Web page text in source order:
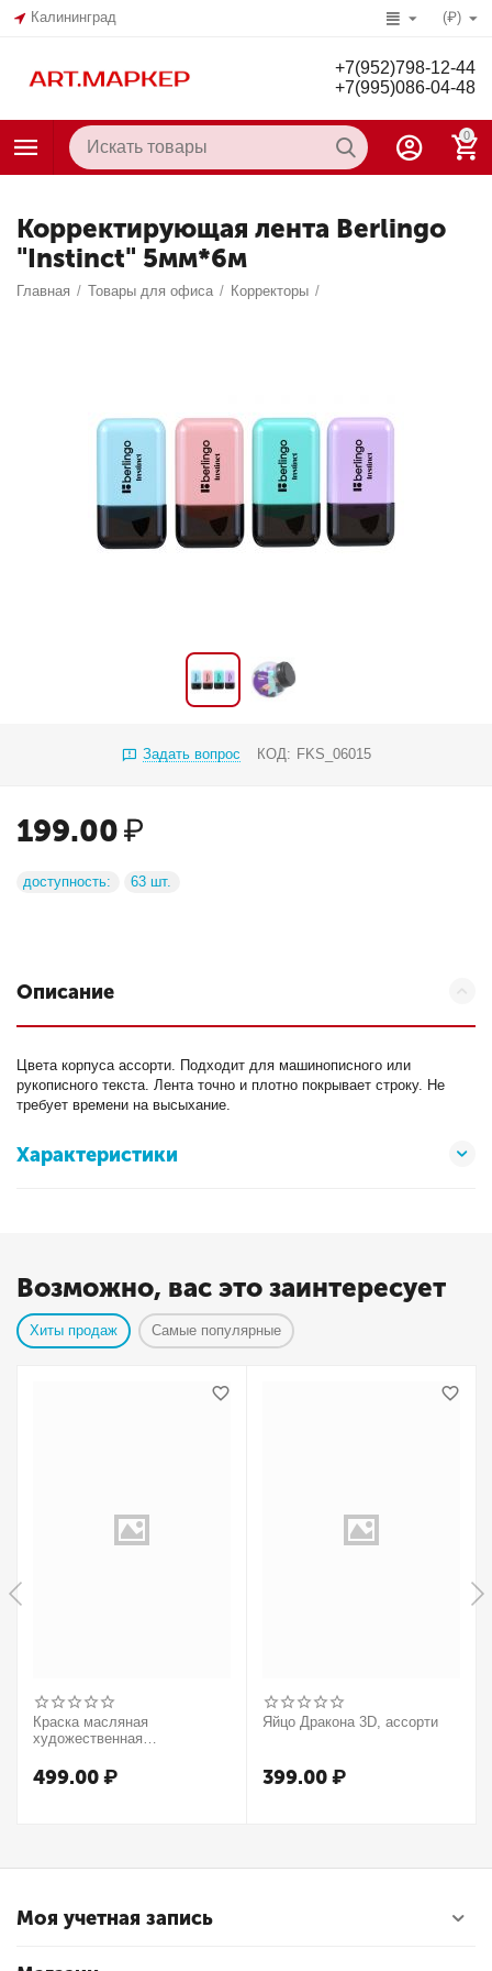
Калининград (₽)
+7(952)798-12-44
+7(995)086-04-48
0
Корректирующая лента Berlingo
"Instinct" 5мм*6м
Главная / Товары для офиса / Корректоры /
Задать вопрос КОД: FKS_06015
199.00₽
доступность: 63 шт.
Описание
Цвета корпуса ассорти. Подходит для машинописного или
рукописного текста. Лента точно и плотно покрывает строку. Не
требует времени на высыхание.
Характеристики
Возможно, вас это заинтересует
Хиты продаж Самые популярные
Краска масляная
художественная
37мл, туба, оранжевый
499.00₽
Яйцо Дракона 3D, ассорти
399.00₽
Моя учетная запись